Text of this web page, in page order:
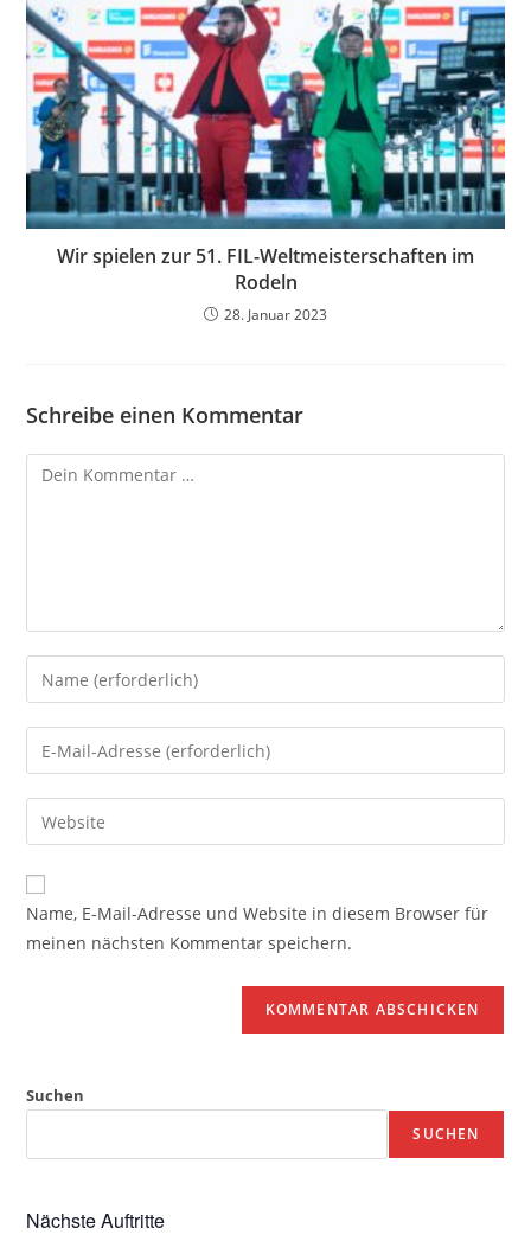
Wir spielen zur 51. FIL-Weltmeisterschaften im
Rodeln
28. Januar 2023
Schreibe einen Kommentar
Kommentar
Gib
deinen
Namen
oder
zum
Kommentieren
ein
Gib
deine
E-
Mail-
zum
Kommentieren
ein
Gib
deine
Website-
URL
Name, E-Mail-Adresse und Website in diesem Browser für
meinen nächsten Kommentar speichern.
Suchen
SUCHEN
Nächste Auftritte